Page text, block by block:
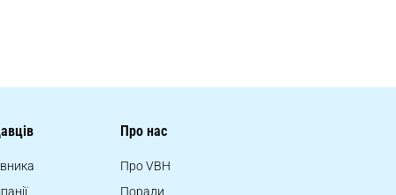
Про нас
Про VBH
Поради